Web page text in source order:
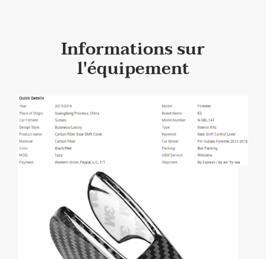
Informations sur
l'équipement